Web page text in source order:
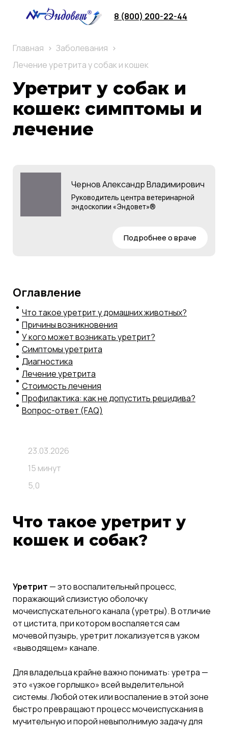
8 (800) 200-22-44
Главная
Заболевания
Лечение уретрита у собак и кошек
Уретрит у собак и
кошек: симптомы и
лечение
Чернов Александр Владимирович
Руководитель центра ветеринарной
эндоскопии «Эндовет»®
Подробнее о враче
Оглавление
Что такое уретрит у домашних животных?
Причины возникновения
У кого может возникать уретрит?
Симптомы уретрита
Диагностика
Лечение уретрита
Стоимость лечения
Профилактика: как не допустить рецидива?
Вопрос-ответ (FAQ)
23.03.2026
15 минут
5,0
Что такое уретрит у
кошек и собак?
Уретрит — это воспалительный процесс,
поражающий слизистую оболочку
мочеиспускательного канала (уретры). В отличие
от цистита, при котором воспаляется сам
мочевой пузырь, уретрит локализуется в узком
«выводящем» канале.
Для владельца крайне важно понимать: уретра —
это «узкое горлышко» всей выделительной
системы. Любой отек или воспаление в этой зоне
быстро превращают процесс мочеиспускания в
мучительную и порой невыполнимую задачу для